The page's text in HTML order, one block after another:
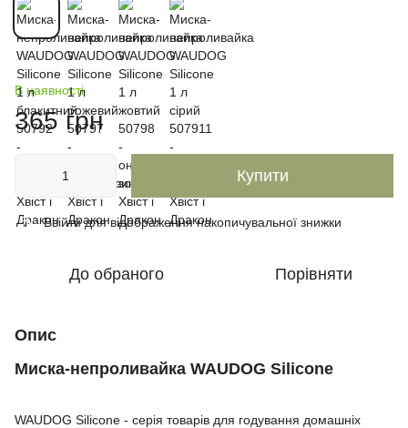
В наявності
365 грн
Купити
% Ввійтидля відображення накопичувальної знижки
До обраного Порівняти
Опис
Миска-непроливайка WAUDOG Silicone
WAUDOG Silicone - серія товарів для годування домашніх